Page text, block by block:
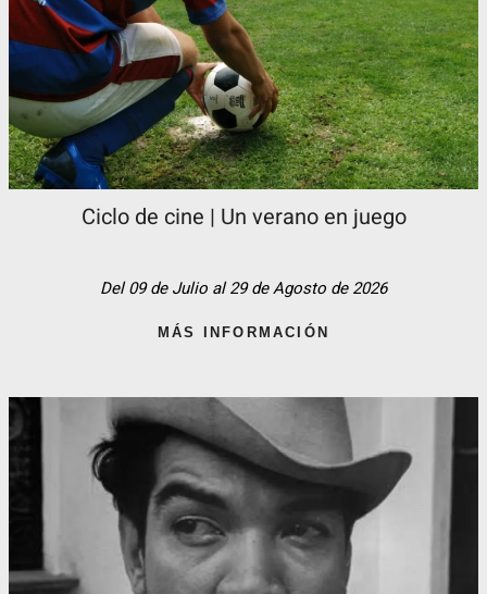
Ciclo de cine | Un verano en juego
Del 09 de Julio al 29 de Agosto de 2026
MÁS INFORMACIÓN